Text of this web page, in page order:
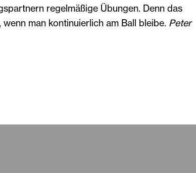
regelmäßige Übungen. Denn das
man kontinuierlich am Ball bleibe. Peter